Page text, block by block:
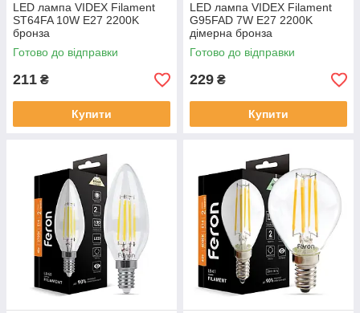
LED лампа VIDEX Filament
ST64FA 10W E27 2200K
бронза
Готово до відправки
211 ₴
Купити
LED лампа VIDEX Filament
G95FAD 7W E27 2200K
дімерна бронза
Готово до відправки
229 ₴
Купити